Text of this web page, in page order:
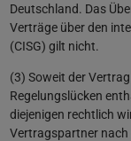
Deutschland. Das
Verträge über den
(CISG) gilt nicht.
(3) Soweit der
Regelungslücken
diejenigen rechtlich
Vertragspartner